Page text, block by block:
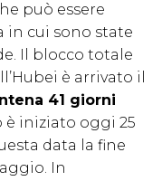
può essere
in cui sono state
Il blocco totale
è arrivato il
41 giorni
è iniziato oggi 25
data la fine
In